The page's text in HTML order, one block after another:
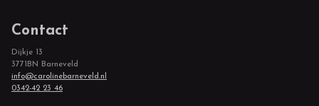
Contact
Dijkje 13
3771BN Barneveld
info@carolinebarneveld.nl
0342-42 23 46